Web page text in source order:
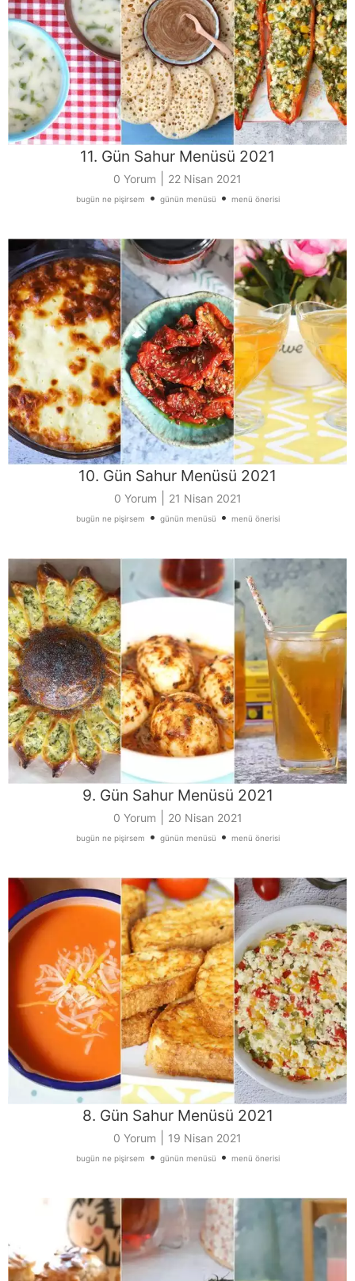
11. Gün Sahur Menüsü 2021
0 Yorum 22 Nisan 2021
bugün ne pişirsem • günün menüsü • menü önerisi
10. Gün Sahur Menüsü 2021
0 Yorum 21 Nisan 2021
bugün ne pişirsem • günün menüsü • menü önerisi
9. Gün Sahur Menüsü 2021
0 Yorum 20 Nisan 2021
bugün ne pişirsem • günün menüsü • menü önerisi
8. Gün Sahur Menüsü 2021
0 Yorum 19 Nisan 2021
bugün ne pişirsem • günün menüsü • menü önerisi